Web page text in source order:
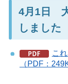
4月1日
しました
こ
（PDF：